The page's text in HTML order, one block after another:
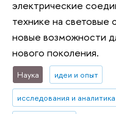
электрические
технике на световые
новые возможности
нового поколения.
Наука идеи и опыт
исследования и аналитика